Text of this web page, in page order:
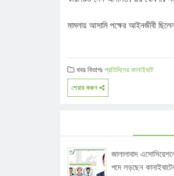
মামলায় আসামি পক্ষের আইনজীবী
খবর বিভাগঃপ্রতিদিনের কানাইঘাট
শেয়ার করুন
জালালাবাদ
পদে লড়ছেন